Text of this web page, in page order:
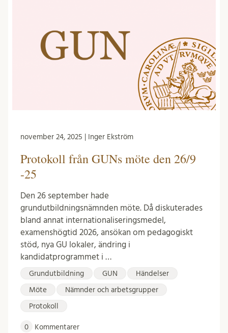
november 24, 2025 | Inger Ekström
Protokoll från GUNs möte den 26/9
-25
Den 26 september hade
grundutbildningsnämnden möte. Då diskuterades
bland annat internationaliseringsmedel,
examenshögtid 2026, ansökan om pedagogiskt
stöd, nya GU lokaler, ändring i
kandidatprogrammet i …
Grundutbildning GUN Händelser
Möte Nämnder och arbetsgrupper
Protokoll
0 Kommentarer